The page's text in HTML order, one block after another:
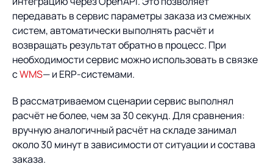
передавать в сервис параметры заказа из смежных
систем, автоматически выполнять расчёт и
возвращать результат обратно в процесс. При
необходимости сервис можно использовать в связке
сWMS— и ERP-системами.
В рассматриваемом сценарии сервис выполнял
расчёт не более, чем за 30 секунд. Для сравнения:
вручную аналогичный расчёт на складе занимал
около 30 минут в зависимости от ситуации и состава
заказа.